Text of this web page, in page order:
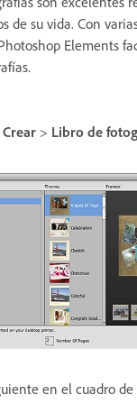
de su vida. Con
Elements
Crear > Libro de
en el cuadro